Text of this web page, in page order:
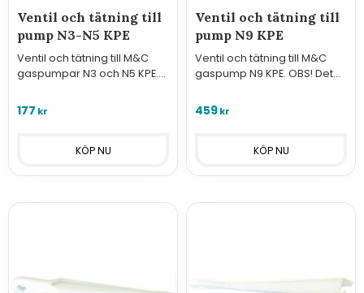
Ventil och tätning till
pump N3-N5 KPE
Ventil och tätning till M&C
gaspumpar N3 och N5 KPE.
pump.
177 kr
Ventil och tätning till
pump N9 KPE
Ventil och tätning till M&C
gaspump N9 KPE. OBS! Det
459kr